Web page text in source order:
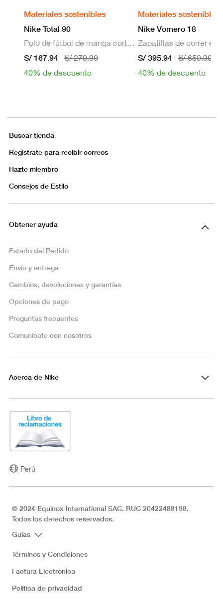
Materiales sostenibles
Nike Total 90
Polo de fútbol de manga corta Dri-FIT para hombre
S/ 167.94
S/ 279.90
40% de descuento
Materiales sostenibles
Nike Vomero 18
S/ 395.94
S/ 659.90
40% de descuento
Buscar tienda
Regístrate para recibir correos
Hazte miembro
Consejos de Estilo
Obtener ayuda
Estado del Pedido
Envío y entrega
Cambios, devoluciones y garantías
Opciones de pago
Preguntas frecuentes
Comunícate con nosotros
Acerca de Nike
Perú
© 2024 Equinox International SAC. RUC 20422488198.
Todos los derechos reservados.
Guías
Términos y Condiciones
Factura Electrónica
Política de privacidad